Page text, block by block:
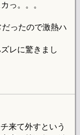
っ。。。
ったので激熱ハ
レに驚きまし
来て外すという